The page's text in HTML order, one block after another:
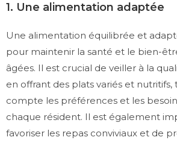
1. Une alimentation adaptée
Une alimentation équilibrée et
pour maintenir la santé et le bien-
âgées. Il est crucial de veiller à la
en offrant des plats variés et
compte les préférences et les
chaque résident. Il est également
favoriser les repas conviviaux et de